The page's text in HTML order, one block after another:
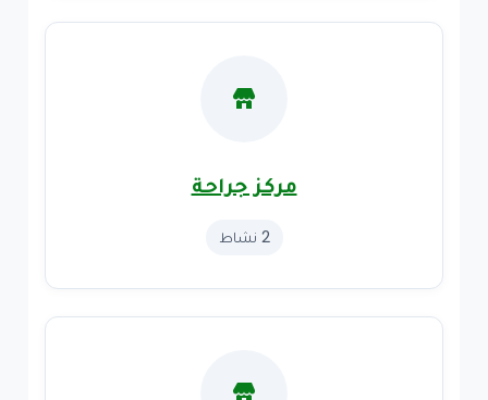
مركز جراحة
2 نشاط